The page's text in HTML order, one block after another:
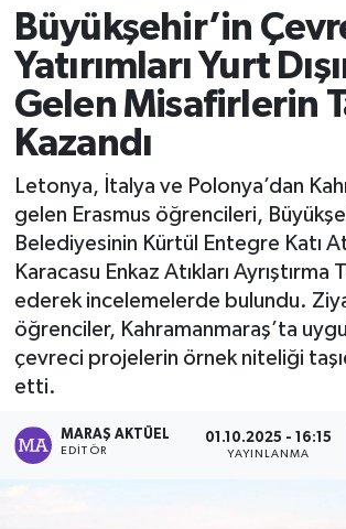
Büyükşehir’in
Yatırımları Yurt
Gelen Misafirlerin
Kazandı
Letonya, İtalya ve Polonya’dan
gelen Erasmus öğrencileri,
Belediyesinin Kürtül Entegre Katı
Karacasu Enkaz Atıkları Ayrıştırma
ederek incelemelerde bulundu.
öğrenciler, Kahramanmaraş’ta
çevreci projelerin örnek niteliği
etti.
MARAŞ AKTÜEL
EDITÖR
01.10.2025 - 16:15
YAYINLANMA
Spor
Sağlık
Teknoloji
Eğitim
Dünya
Kültür Sanat
TFF 3.Lig 4.Grup Puan Durumu
Tüm Manşetler
Son Dakika Haberleri
Haber Arşivi